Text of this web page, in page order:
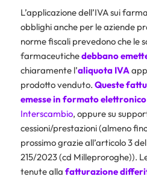
L’applicazione dell’IVA sui
obblighi anche per le aziende
norme fiscali prevedono che le
farmaceutichedebbano
chiaramente l’aliquota IVA
prodotto venduto. Queste
emesse in formato elettronico
Interscambio, oppure su
cessioni/prestazioni (almeno
prossimo grazie all’articolo 3
215/2023 (cd Milleproroghe)).
tenute alla fatturazione